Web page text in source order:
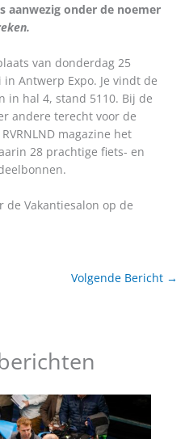
aanwezig onder de noemer
van donderdag 25
Antwerp Expo. Je vindt de
in hal 4, stand 5110. Bij de
andere terecht voor de
magazine het
28 prachtige fiets- en
de Vakantiesalon op de
Volgende Bericht →